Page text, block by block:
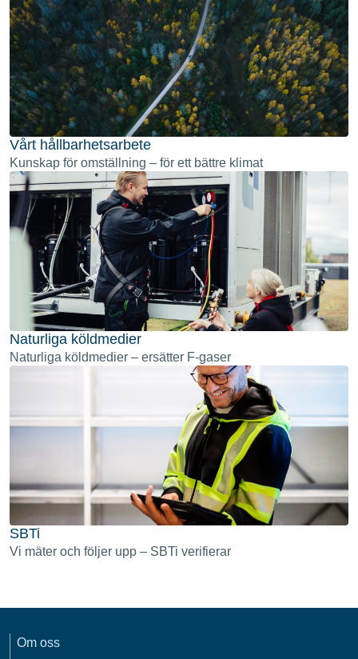
Vårt hållbarhetsarbete
Kunskap för omställning – för ett bättre klimat
Naturliga köldmedier
Naturliga köldmedier – ersätter F-gaser
SBTi
Vi mäter och följer upp – SBTi verifierar
Om oss